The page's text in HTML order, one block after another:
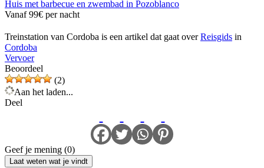
Huis met barbecue en zwembad in Pozoblanco
Vanaf99€ per nacht
Treinstation van Cordoba is een artikel dat gaat overReisgids in
Cordoba
Vervoer
Beoordeel
(2)
Aan het laden...
Deel
Geef je mening (0)
Laat weten wat je vindt